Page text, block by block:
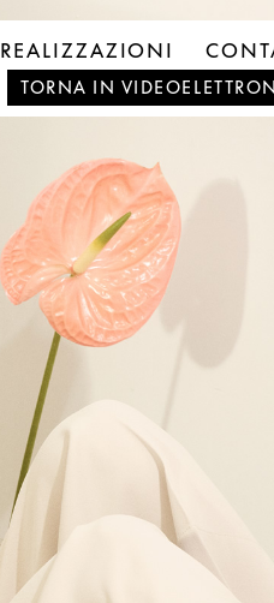
REALIZZAZIONI
TORNA IN